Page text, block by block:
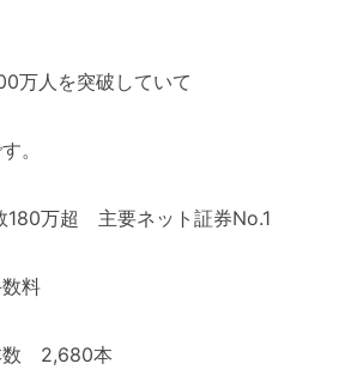
万人を突破していて
。
180万超 主要ネット証券No.1
料
数 2,680本